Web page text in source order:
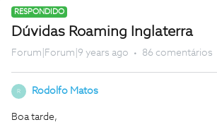
RESPONDIDO
Dúvidas Roaming Inglaterra
Forum|Forum|9 years ago 86 comentários
R Rodolfo Matos
Boa tarde,